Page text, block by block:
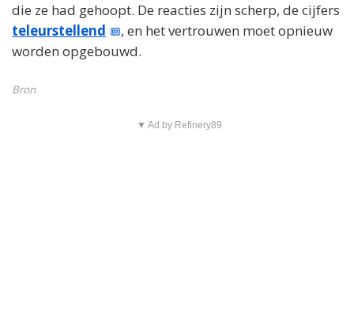
die ze had gehoopt. De reacties zijn scherp, de cijfers
teleurstellend
, en het vertrouwen moet opnieuw
worden opgebouwd.
Bron
▼ Ad by Refinery89